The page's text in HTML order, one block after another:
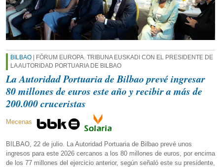
BILBAO | FÓRUM EUROPA. TRIBUNA EUSKADI CON EL PRESIDENTE DE
LA AUTORIDAD PORTUARIA DE BILBAO
La Autoridad Portuaria de Bilbao prevé ingresar
80 millones de euros este año y recibir a más de
200.000 cruceristas
Mecenas
BILBAO, 22 de julio. La Autoridad Portuaria de Bilbao prevé unos
ingresos para este 2026 cercanos a los 80 millones de euros, por encima
de los 77 millones del ejercicio anterior, según señaló este su presidente,